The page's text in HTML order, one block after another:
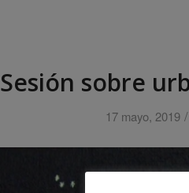
Sesión sobre
17 mayo, 2019 /